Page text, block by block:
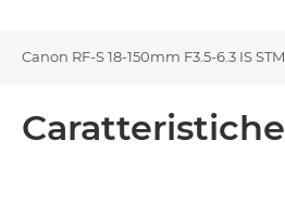
Canon RF-S 18-150mm F3.5-6.3 IS STM
Caratteristiche